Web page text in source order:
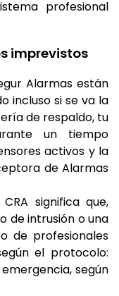
profesional
imprevistos
Alarmas están
incluso si se va la
de respaldo, tu
un tiempo
activos y la
de Alarmas
significa que,
de intrusión o una
de profesionales
el protocolo:
según